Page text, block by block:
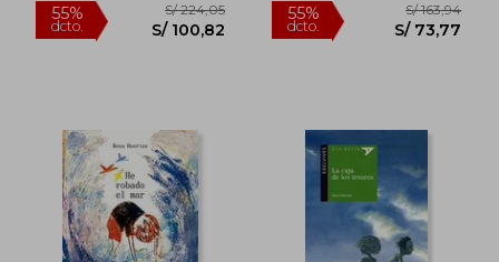
55%
dcto.
S/ 184,56
S/ 83,05
55%
dcto.